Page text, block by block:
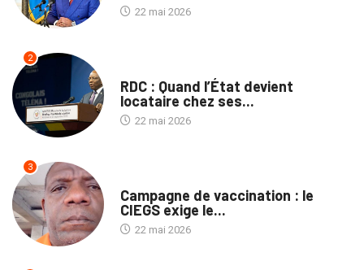
22 mai 2026
2
RDC : Quand l’État devient
locataire chez ses...
22 mai 2026
3
Campagne de vaccination : le
CIEGS exige le...
22 mai 2026